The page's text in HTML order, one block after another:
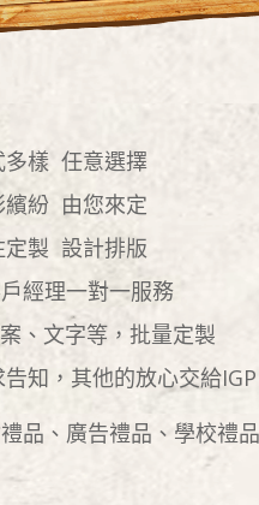
多樣 任意選擇
繽紛 由您來定
定製 設計排版
經理一對一服務
、文字等，批量定製
知，其他的放心交給IGP
品、廣告禮品、學校禮